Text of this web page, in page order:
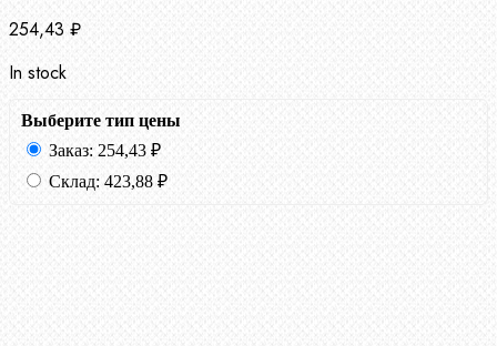
254,43 ₽
In stock
Выберите тип цены
Заказ: 254,43 ₽
Склад: 423,88 ₽